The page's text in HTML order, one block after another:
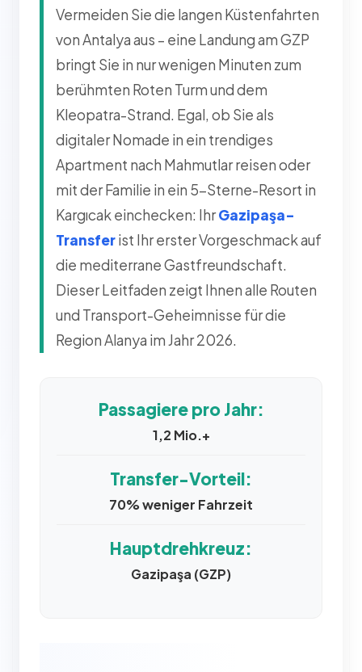
Vermeiden Sie die langen Küstenfahrten
von Antalya aus – eine Landung am GZP
bringt Sie in nur wenigen Minuten zum
berühmten Roten Turm und dem
Kleopatra-Strand. Egal, ob Sie als
digitaler Nomade in ein trendiges
Apartment nach Mahmutlar reisen oder
mit der Familie in ein 5-Sterne-Resort in
Kargıcak einchecken: IhrGazipaşa-
Transferist Ihr erster Vorgeschmack auf
die mediterrane Gastfreundschaft.
Dieser Leitfaden zeigt Ihnen alle Routen
und Transport-Geheimnisse für die
Region Alanya im Jahr 2026.
Passagiere pro Jahr:
1,2 Mio.+
Transfer-Vorteil:
70% weniger Fahrzeit
Hauptdrehkreuz:
Gazipaşa (GZP)